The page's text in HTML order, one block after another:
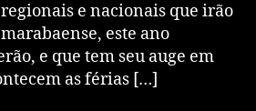
e nacionais que irão
este ano
e que tem seu auge em
as férias […]